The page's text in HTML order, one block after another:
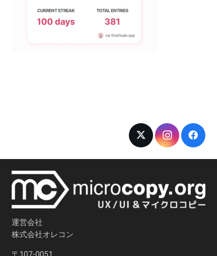
運営会社
株式会社オレコン
〒107-0051